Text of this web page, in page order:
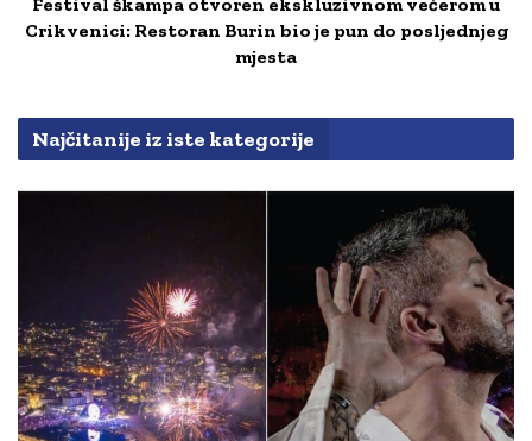
Crikvenici: Restoran Burin bio je pun do posljednjeg
mjesta
Najčitanije iz iste kategorije